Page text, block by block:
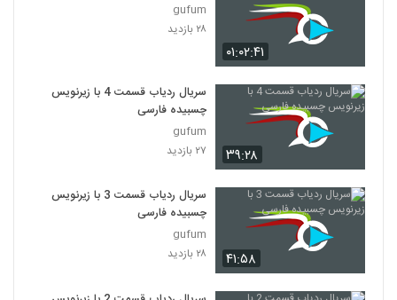
۰۱:۰۲:۴۱
gufum
۲۸ بازدید
۳۹:۲۸
سریال ردیاب قسمت 4 با زیرنویس
چسبیده فارسی
gufum
۲۷ بازدید
۴۱:۵۸
سریال ردیاب قسمت 3 با زیرنویس
چسبیده فارسی
gufum
۲۸ بازدید